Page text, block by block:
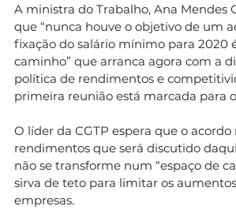
A ministra do Trabalho, Ana Mendes
que “nunca houve o objetivo de um
fixação do salário mínimo para 2020
caminho” que arranca agora com a
política de rendimentos e
primeira reunião está marcada para
O líder da CGTP espera que o
rendimentos que será discutido
não se transforme num “espaço de
sirva de teto para limitar os
empresas.